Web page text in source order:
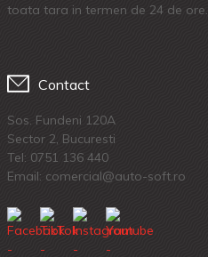
toata tara in termen de 24 de ore.
Contact
Sos. Fundeni 120A
Sector 2, Bucuresti
Tel: 0751 136 440
Email: comercial@auto-soft.ro